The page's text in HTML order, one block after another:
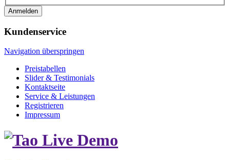
Anmelden
Kundenservice
Navigation überspringen
Preistabellen
Slider & Testimonials
Kontaktseite
Service & Leistungen
Registrieren
Impressum